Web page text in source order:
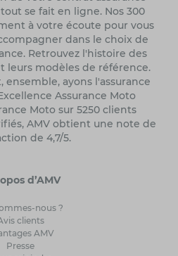
se fait en ligne. Nos 300
à votre écoute pour vous
dans le choix de
Retrouvez l'histoire des
leurs modèles de référence.
ensemble, ayons l'assurance
Assurance Moto
Moto sur 5250 clients
AMV obtient une note de
de 4,7/5.
d’AMV
nous ?
clients
AMV
Presse